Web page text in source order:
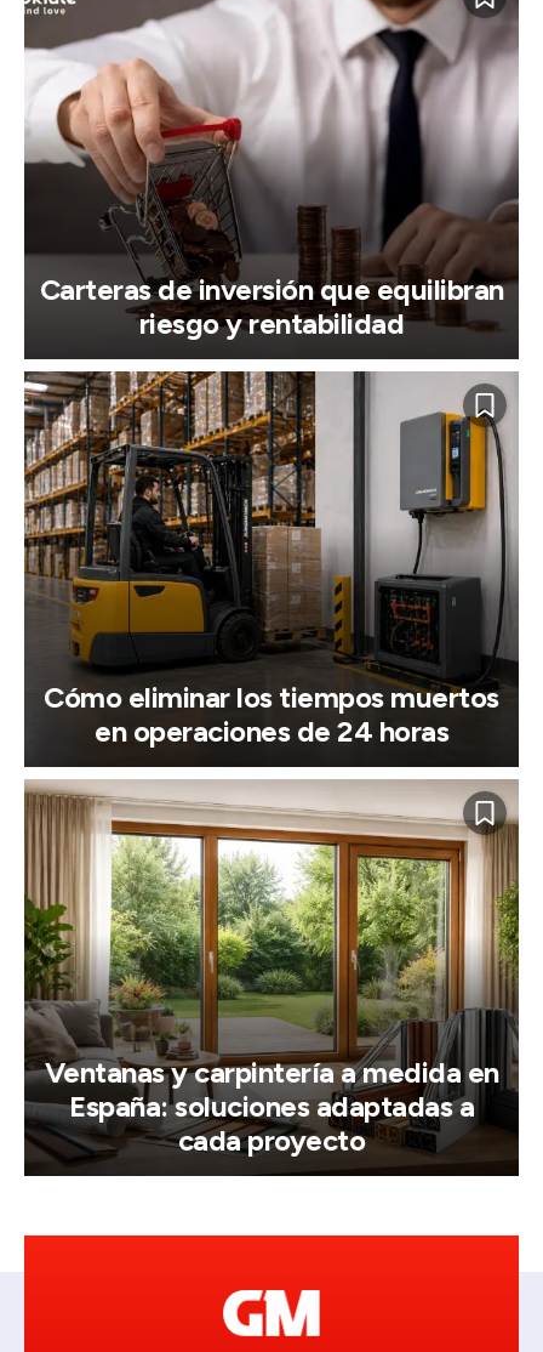
Carteras de inversión que equilibran
riesgo y rentabilidad
Cómo eliminar los tiempos muertos
en operaciones de 24 horas
Ventanas y carpintería a medida en
España: soluciones adaptadas a
cada proyecto